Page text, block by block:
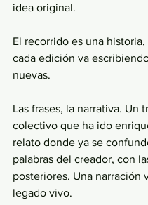
idea original.
El recorrido es una
cada edición va
nuevas.
Las frases, la narrativa. Un
colectivo que ha ido
relato donde ya se
palabras del creador, con
posteriores. Una narración
legado vivo.